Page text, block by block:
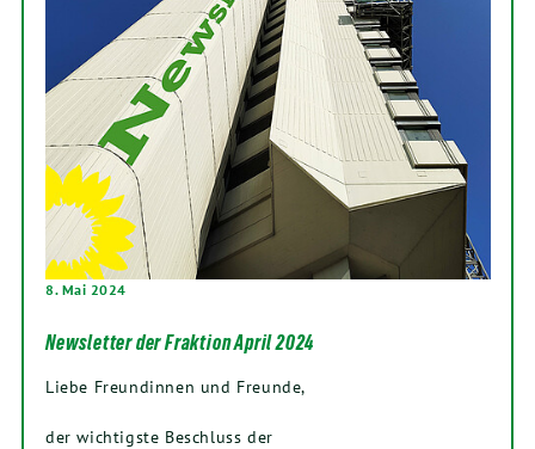
8. Mai 2024
Newsletter der Fraktion April 2024
Liebe Freundinnen und Freunde,
der wichtigste Beschluss der